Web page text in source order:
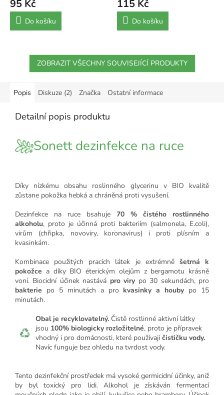
95 Kč
Do košíku
115 Kč
Do košíku
ZOBRAZIT VŠECHNY SOUVISEJÍCÍ PRODUKTY
Popis Diskuze (2) Značka Ostatní informace
Detailní popis produktu
Sonett dezinfekce na ruce
Díky nízkému obsahu roslinného glycerinu v BIO kvalitě
zůstane pokožka hebká a chráněná proti vysušení.
Dezinfekce na ruce bsahuje 70 % čistého rostlinného
alkoholu, proto je účinná proti bakteriím (salmonela, E.coli),
virům (chřipka, novoviry, koronavirus) i proti plísním a
kvasinkám.
Kombinace použitých pracích látek je extrémně šetrná k
pokožce a díky BIO éterickým olejům z bergamotu krásně
voní. Biocidní účinek nastává pro viry po 30 sekundách, pro
bakterie po 5 minutách a pro kvasinky a houby po 15
minutách.
Obal je recyklovatelný. Čistě rostlinné aktivní látky
jsou 100% biologicky rozložitelné, proto je přípravek
vhodný i pro domácnosti, které používajíčističku vody.
Navíc funguje bez ohledu na tvrdost vody.
Tento dezinfekční prostředek má vysoké germicidní účinky, aniž
by byl toxický pro lidi. Alkohol je získáván fermentací